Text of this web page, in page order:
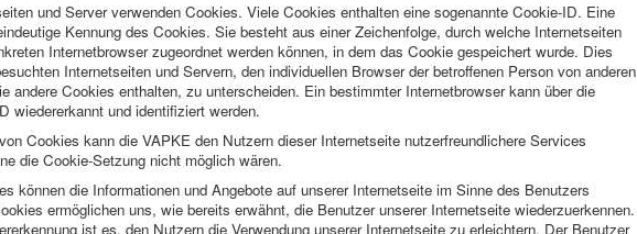
und Server verwenden Cookies. Viele Cookies enthalten eine sogenannte Cookie-ID. Eine
Kennung des Cookies. Sie besteht aus einer Zeichenfolge, durch welche Internetseiten
Internetbrowser zugeordnet werden können, in dem das Cookie gespeichert wurde. Dies
Internetseiten und Servern, den individuellen Browser der betroffenen Person von anderen
andere Cookies enthalten, zu unterscheiden. Ein bestimmter Internetbrowser kann über die
wiedererkannt und identifiziert werden.
Cookies kann die VAPKE den Nutzern dieser Internetseite nutzerfreundlichere Services
die Cookie-Setzung nicht möglich wären.
können die Informationen und Angebote auf unserer Internetseite im Sinne des Benutzers
ermöglichen uns, wie bereits erwähnt, die Benutzer unserer Internetseite wiederzuerkennen.
ist es, den Nutzern die Verwendung unserer Internetseite zu erleichtern. Der Benutzer